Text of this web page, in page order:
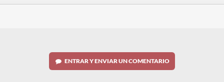
FACEBOOK
TWITTERFLIPBOARD
E-
WHATSAPP
ENTRAR Y ENVIAR UN COMENTARIO